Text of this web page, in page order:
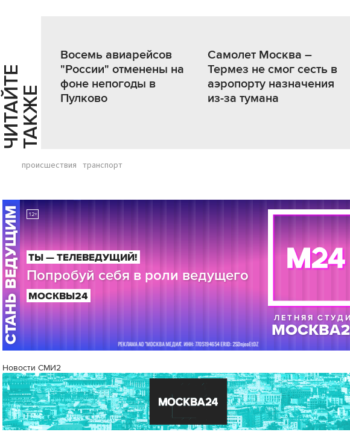
Ч
И
Т
АЙ
Т
Е
Т
А
К
ЖЕ
Восемь авиарейсов
"России" отменены на
фоне непогоды в
Пулково
Самолет Москва –
Термез не смог сесть в
аэропорту назначения
из-за тумана
происшествия транспорт
Новости СМИ2